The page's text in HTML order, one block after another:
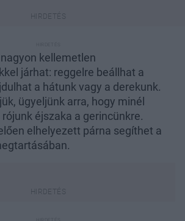
nagyon kellemetlen
járhat: reggelre beállhat a
a hátunk vagy a derekunk.
ügyeljünk arra, hogy minél
éjszaka a gerincünkre.
elhelyezett párna segíthet a